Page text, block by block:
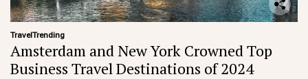
TravelTrending
Amsterdam and New York Crowned Top
Business Travel Destinations of 2024